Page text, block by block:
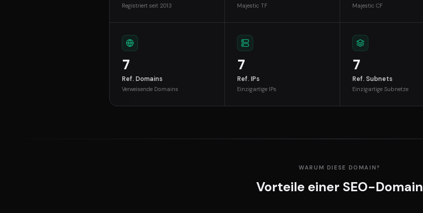
Registriert seit 2013 Majestic TF Majestic CF
7
Ref. Domains
Verweisende Domains
7
Ref. IPs
Einzigartige IPs
7
Ref. Subnets
Einzigartige Subnetze
WARUM DIESE DOMAIN?
Vorteile einer SEO-Domain